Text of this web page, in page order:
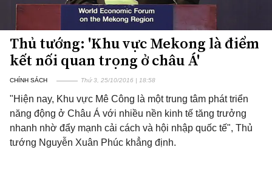
Thủ tướng: 'Khu vực Mekong là điểm
kết nối quan trọng ở châu Á'
CHÍNH SÁCH Thứ 3, 25/10/2016 | 18:58
"Hiện nay, Khu vực Mê Công là một trung tâm phát triển
năng động ở Châu Á với nhiều nền kinh tế tăng trưởng
nhanh nhờ đẩy mạnh cải cách và hội nhập quốc tế", Thủ
tướng Nguyễn Xuân Phúc khẳng định.